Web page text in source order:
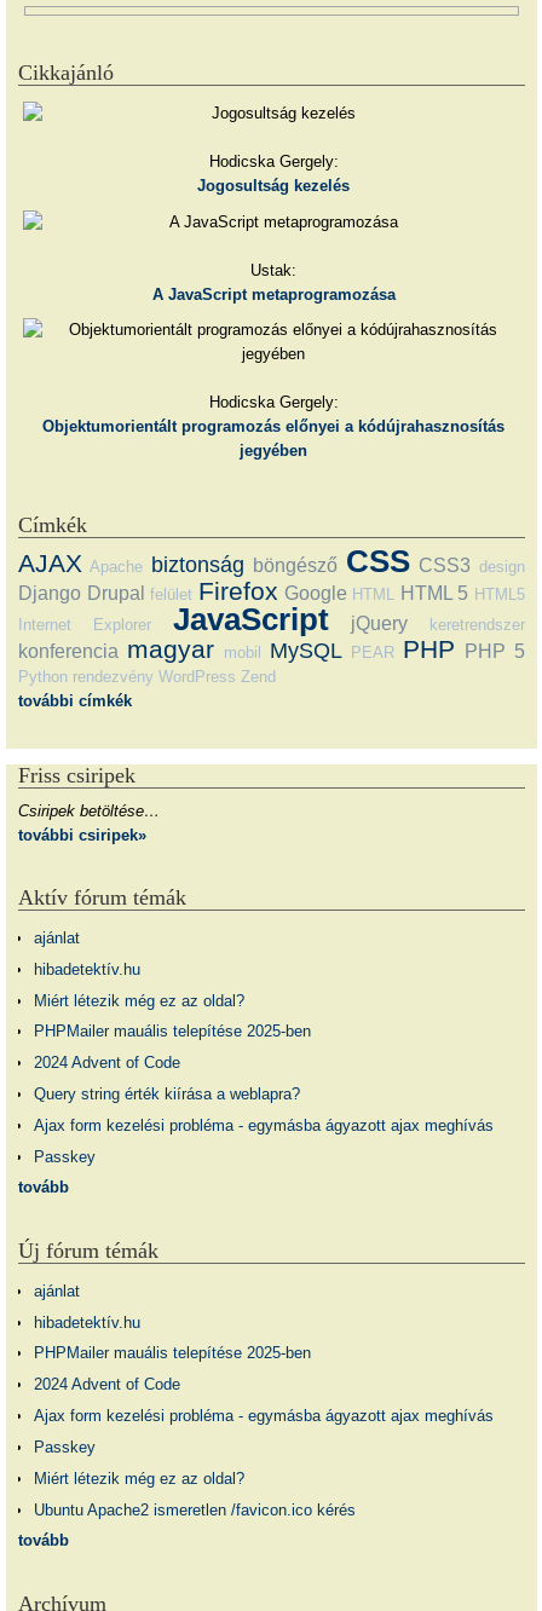
Cikkajánló
Hodicska Gergely:
Jogosultság kezelés
Ustak:
A JavaScript metaprogramozása
Hodicska Gergely:
Objektumorientált programozás előnyei a kódújrahasznosítás
jegyében
Címkék
AJAX Apache biztonság böngésző CSS CSS3 design
Django Drupal felület Firefox Google HTML HTML 5 HTML5
Internet Explorer
JavaScript jQuery keretrendszer
konferencia magyar mobil MySQL PEAR PHP PHP 5
Python rendezvény WordPress Zend
további címkék
Friss csiripek
Csiripek betöltése…
további csiripek»
Aktív fórum témák
ajánlat
hibadetektív.hu
Miért létezik még ez az oldal?
PHPMailer mauális telepítése 2025-ben
2024 Advent of Code
Query string érték kiírása a weblapra?
Ajax form kezelési probléma - egymásba ágyazott ajax meghívás
Passkey
tovább
Új fórum témák
ajánlat
hibadetektív.hu
PHPMailer mauális telepítése 2025-ben
2024 Advent of Code
Ajax form kezelési probléma - egymásba ágyazott ajax meghívás
Passkey
Miért létezik még ez az oldal?
Ubuntu Apache2 ismeretlen /favicon.ico kérés
tovább
Archívum